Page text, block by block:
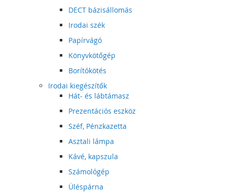
DECT bázisállomás
Irodai szék
Papírvágó
Könyvkötőgép
Borítókötés
Irodai kiegészítők
Hát- és lábtámasz
Prezentációs eszköz
Széf, Pénzkazetta
Asztali lámpa
Kávé, kapszula
Számológép
Üléspárna